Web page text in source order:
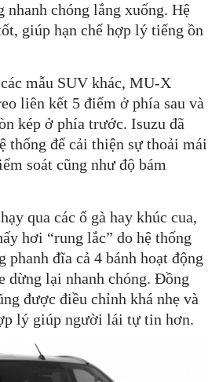
nhanh chóng lắng xuống. Hệ
giúp hạn chế hợp lý tiếng ồn
mẫu SUV khác, MU-X
liên kết 5 điểm ở phía sau và
kép ở phía trước. Isuzu đã
thống để cải thiện sự thoải mái
soát cũng như độ bám
qua các ổ gà hay khúc cua,
hơi “rung lắc” do hệ thống
phanh đĩa cả 4 bánh hoạt động
dừng lại nhanh chóng. Đồng
được điều chỉnh khá nhẹ và
lý giúp người lái tự tin hơn.